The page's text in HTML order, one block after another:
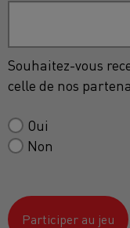
Souhaitez-vous
celle de nos
Oui
Non
Participer au jeu